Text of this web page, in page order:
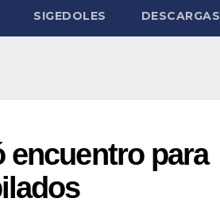
SIGEDOLES DESCARGAS
encuentro para